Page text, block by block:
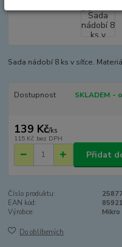
Sada nádobí 8 ks v síťce.
Dostupnost SKLADEM -
139 Kč/ks
115 Kč bez DPH
Přidat
Číslo produktu:
EAN kód:
Výrobce:
Do oblíbených